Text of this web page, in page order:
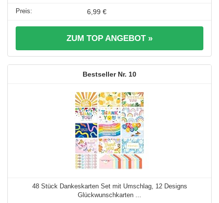
6,99 €
ZUM TOP ANGEBOT »
10
48 Stück Dankeskarten Set mit Umschlag, 12 Designs
Glückwunschkarten ...